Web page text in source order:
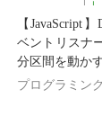
【JavaScript
ベントリスナ
分区間を動か
プログラミン